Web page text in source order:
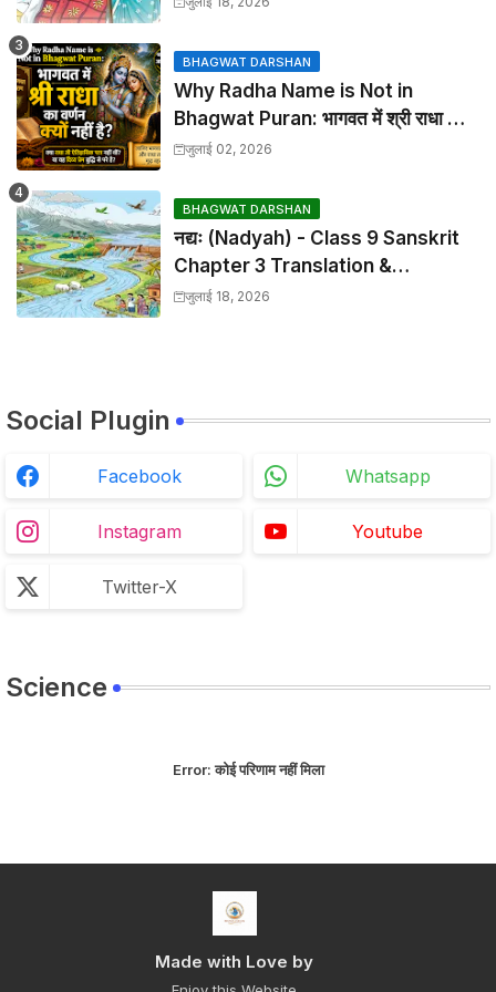
BHAGWAT DARSHAN
Why Radha Name is Not in
Bhagwat Puran: भागवत में श्री राधा का
वर्णन क्यों नहीं है?
जुलाई 02, 2026
BHAGWAT DARSHAN
नद्यः (Nadyah) - Class 9 Sanskrit
Chapter 3 Translation &
Solutions
जुलाई 18, 2026
Social Plugin
Facebook Whatsapp
Instagram Youtube
Twitter-X
Science
Error:कोई परिणाम नहीं मिला
Made with Love by